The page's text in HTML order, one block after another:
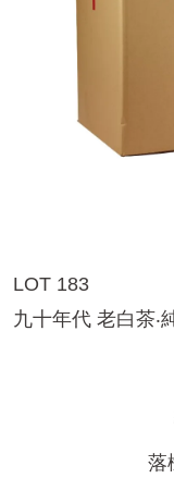
LOT 183
九十年代 老白茶‧
落